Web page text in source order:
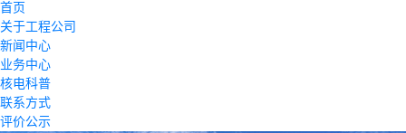
首页
关于工程公司
新闻中心
业务中心
核电科普
联系方式
评价公示